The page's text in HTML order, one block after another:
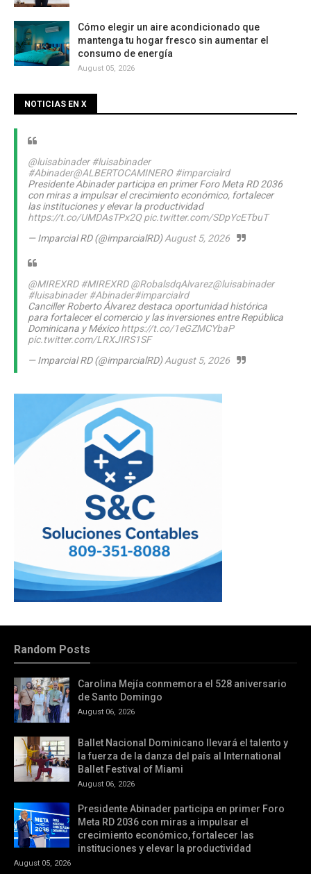
Cómo elegir un aire acondicionado que
mantenga tu hogar fresco sin aumentar el
consumo de energía
August 05, 2026
NOTICIAS EN X
@luisabinader #luisabinader
#Abinader@ALBERTOCAMINERO #imparcialrd
Presidente Abinader participa en primer Foro Meta RD 2036
con miras a impulsar el crecimiento económico, fortalecer
las instituciones y elevar la productividad
https://t.co/UMDAsTPx2Q pic.twitter.com/SDpYcETbuT
— Imparcial RD (@imparcialRD)August 5, 2026
@MIREXRD #MIREXRD @RobalsdqAlvarez@luisabinader
#luisabinader #Abinader#imparcialrd
Canciller Roberto Álvarez destaca oportunidad histórica
para fortalecer el comercio y las inversiones entre República
Dominicana y Méxicohttps://t.co/1eGZMCYbaP
pic.twitter.com/LRXJIRS1SF
— Imparcial RD (@imparcialRD)August 5, 2026
Random Posts
Carolina Mejía conmemora el 528 aniversario
de Santo Domingo
August 06, 2026
Ballet Nacional Dominicano llevará el talento y
la fuerza de la danza del país al International
Ballet Festival of Miami
August 06, 2026
Presidente Abinader participa en primer Foro
Meta RD 2036 con miras a impulsar el
crecimiento económico, fortalecer las
instituciones y elevar la productividad
August 05, 2026